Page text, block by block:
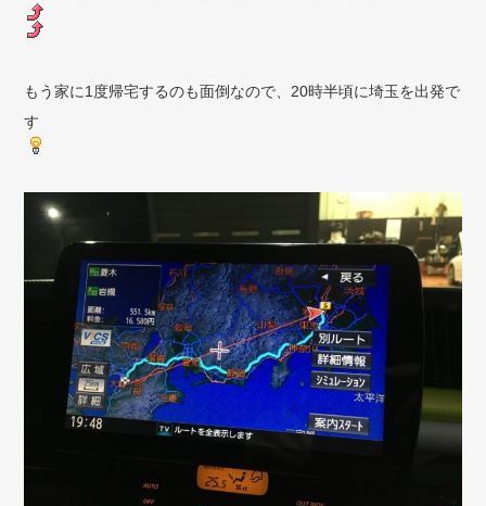
もう家に1度帰宅するのも面倒なので、20時半頃に埼玉を出発で
す